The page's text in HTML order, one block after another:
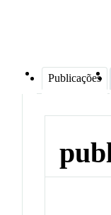
Publicações